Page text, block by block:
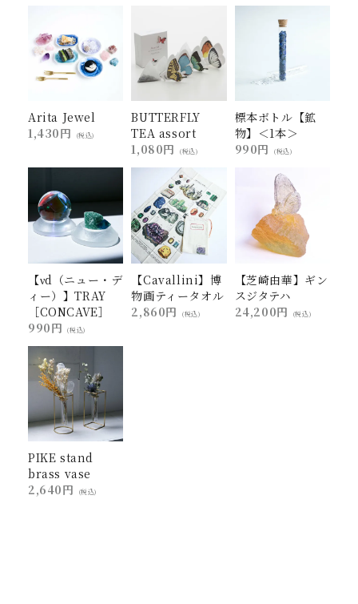
Arita Jewel
1,430円
(税込)
BUTTERFLY
TEA assort
1,080円
(税込)
標本ボトル【鉱
物】＜1本＞
990円
(税込)
【νd（ニュー・デ
ィー）】TRAY
［CONCAVE］
990円
(税込)
【Cavallini】博
物画ティータオル
2,860円
(税込)
【芝崎由華】ギン
スジタテハ
24,200円
(税込)
PIKE stand
brass vase
2,640円
(税込)